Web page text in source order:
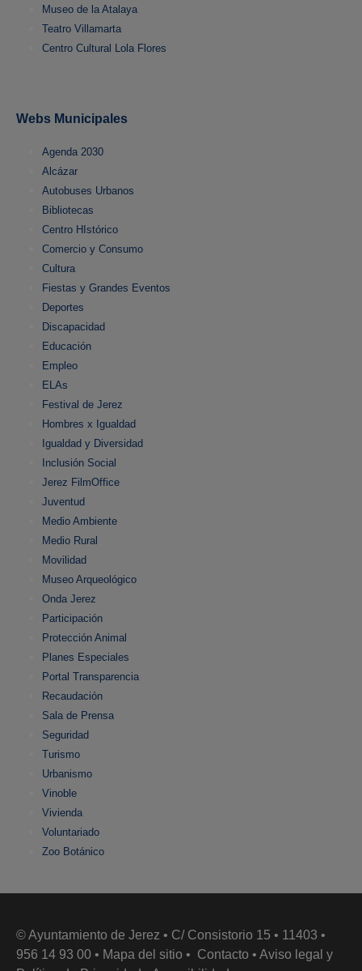
Museo de la Atalaya
Teatro Villamarta
Centro Cultural Lola Flores
Webs Municipales
Agenda 2030
Alcázar
Autobuses Urbanos
Bibliotecas
Centro HIstórico
Comercio y Consumo
Cultura
Fiestas y Grandes Eventos
Deportes
Discapacidad
Educación
Empleo
ELAs
Festival de Jerez
Hombres x Igualdad
Igualdad y Diversidad
Inclusión Social
Jerez FilmOffice
Juventud
Medio Ambiente
Medio Rural
Movilidad
Museo Arqueológico
Onda Jerez
Participación
Protección Animal
Planes Especiales
Portal Transparencia
Recaudación
Sala de Prensa
Seguridad
Turismo
Urbanismo
Vinoble
Vivienda
Voluntariado
Zoo Botánico
© Ayuntamiento de Jerez • C/ Consistorio 15 • 11403 •
956 14 93 00 • Mapa del sitio • Contacto • Aviso legal y